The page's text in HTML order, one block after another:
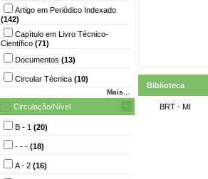
Artigo em Periódico Indexado
(142)
Capítulo em Livro Técnico-
Científico (71)
Documentos (13)
Circular Técnica (10)
Mais...
Circulação/Nível
B - 1 (20)
- - - (18)
A - 2 (16)
Biblioteca
BRT - MI